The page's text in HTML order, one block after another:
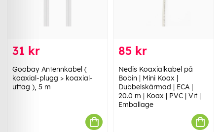
31 kr
Goobay Antennkabel (
koaxial-plugg > koaxial-
uttag ), 5 m
85 kr
Nedis Koaxialkabel på
Bobin | Mini Koax |
Dubbelskärmad | ECA |
20.0 m | Koax | PVC | Vit |
Emballage